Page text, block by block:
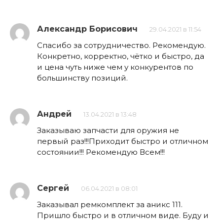
Александр Борисович 29.04.2021 в 11:54
Спасибо за сотрудничество. Рекомендую.
Конкретно, корректно, чётко и быстро, да
и цена чуть ниже чем у конкурентов по
большинству позиций.
Андрей 13.04.2021 в 13:48
Заказываю запчасти для оружия не
первый раз!!!Приходит быстро и отличном
состоянии!!! Рекомендую Всем!!!
Сергей 06.04.2021 в 08:01
Заказывал ремкомплект за аникс 111.
Пришло быстро и в отличном виде. Буду и